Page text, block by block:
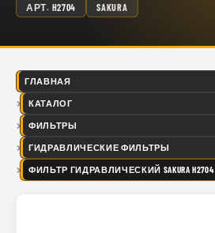
АРТ. H2704 SAKURA
ГЛАВНАЯ
КАТАЛОГ
ФИЛЬТРЫ
ГИДРАВЛИЧЕСКИЕ ФИЛЬТРЫ
ФИЛЬТР ГИДРАВЛИЧЕСКИЙ SAKURA H2704